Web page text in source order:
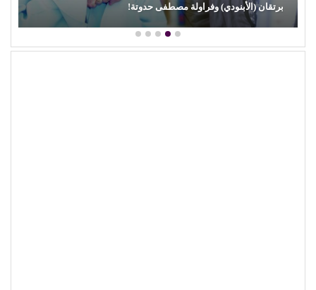
برتقان (الأبنودي) وفراولة مصطفى حدوتة!